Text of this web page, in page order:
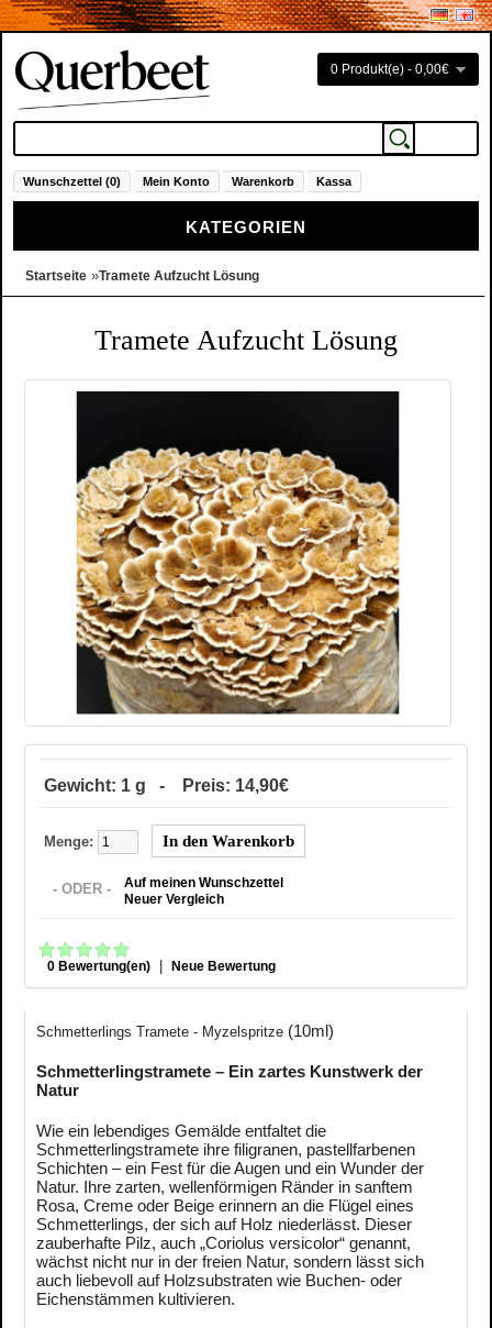
0 Produkt(e) - 0,00€
Wunschzettel (0) Mein Konto Warenkorb Kassa
KATEGORIEN
Startseite »Tramete Aufzucht Lösung
Tramete Aufzucht Lösung
Gewicht: 1 g - Preis: 14,90€
Menge:
- ODER -
Auf meinen Wunschzettel
Neuer Vergleich
0 Bewertung(en) | Neue Bewertung
Schmetterlings Tramete - Myzelspritze (10ml)
Schmetterlingstramete – Ein zartes Kunstwerk der
Natur
Wie ein lebendiges Gemälde entfaltet die
Schmetterlingstramete ihre filigranen, pastellfarbenen
Schichten – ein Fest für die Augen und ein Wunder der
Natur. Ihre zarten, wellenförmigen Ränder in sanftem
Rosa, Creme oder Beige erinnern an die Flügel eines
Schmetterlings, der sich auf Holz niederlässt. Dieser
zauberhafte Pilz, auch „Coriolus versicolor“ genannt,
wächst nicht nur in der freien Natur, sondern lässt sich
auch liebevoll auf Holzsubstraten wie Buchen- oder
Eichenstämmen kultivieren.